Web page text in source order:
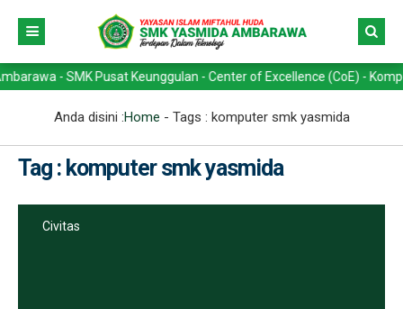
- SMK Pusat Keunggulan - Center of Excellence (CoE) -
Anda disini :Home - Tags : komputer smk yasmida
Tag : komputer smk yasmida
Civitas